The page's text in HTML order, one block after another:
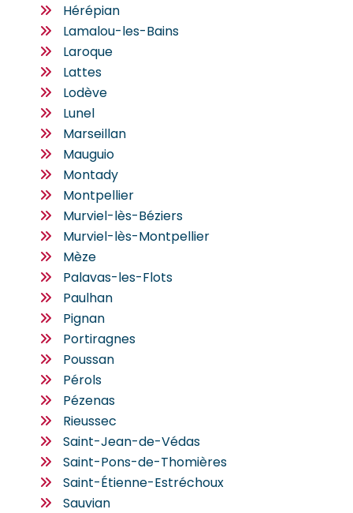
Hérépian
Lamalou-les-Bains
Laroque
Lattes
Lodève
Lunel
Marseillan
Mauguio
Montady
Montpellier
Murviel-lès-Béziers
Murviel-lès-Montpellier
Mèze
Palavas-les-Flots
Paulhan
Pignan
Portiragnes
Poussan
Pérols
Pézenas
Rieussec
Saint-Jean-de-Védas
Saint-Pons-de-Thomières
Saint-Étienne-Estréchoux
Sauvian